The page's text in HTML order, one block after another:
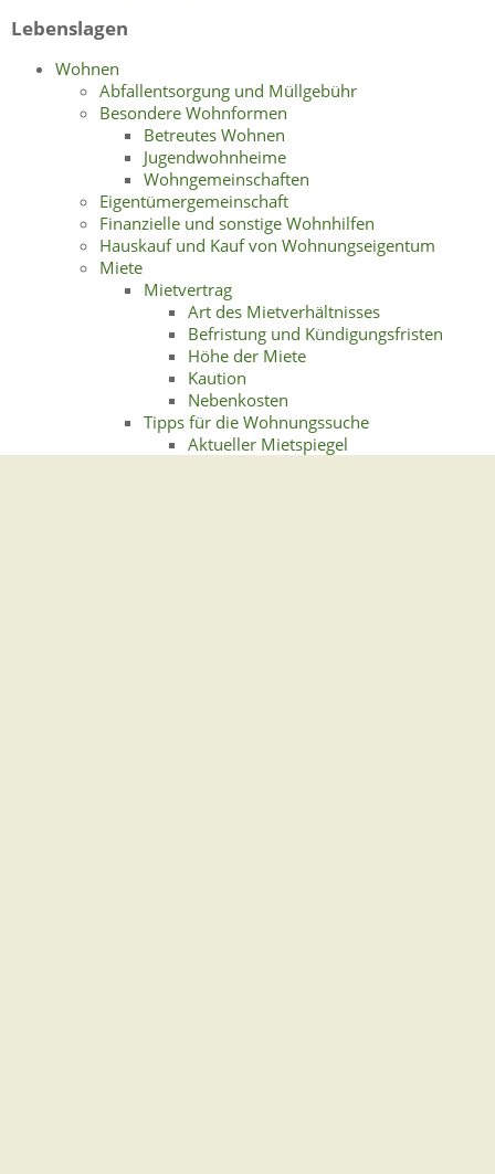
Lebenslagen
Wohnen
Abfallentsorgung und Müllgebühr
Besondere Wohnformen
Betreutes Wohnen
Jugendwohnheime
Wohngemeinschaften
Eigentümergemeinschaft
Finanzielle und sonstige Wohnhilfen
Hauskauf und Kauf von Wohnungseigentum
Miete
Mietvertrag
Art des Mietverhältnisses
Befristung und Kündigungsfristen
Höhe der Miete
Kaution
Nebenkosten
Tipps für die Wohnungssuche
Aktueller Mietspiegel